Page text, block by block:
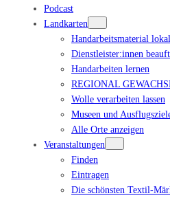
Podcast
Landkarten
Handarbeitsmaterial
Dienstleister:innen
Handarbeiten lernen
REGIONAL
Wolle verarbeiten lassen
Museen und
Alle Orte anzeigen
Veranstaltungen
Finden
Eintragen
Die schönsten Textil-